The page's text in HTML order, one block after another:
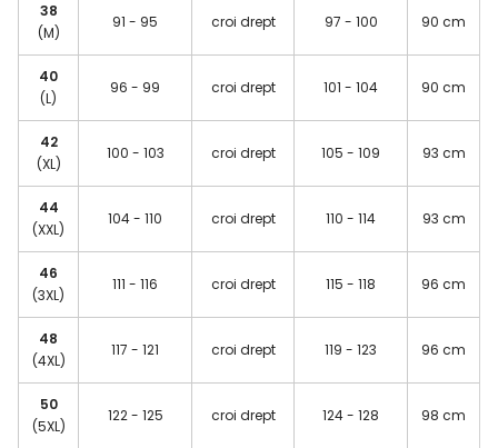
38
(M)
91 - 95 croi drept 97 - 100 90 cm
40
(L)
96 - 99 croi drept 101 - 104 90 cm
42
(XL)
100 - 103 croi drept 105 - 109 93 cm
44
(XXL)
104 - 110 croi drept 110 - 114 93 cm
46
(3XL)
111 - 116 croi drept 115 - 118 96 cm
48
(4XL)
117 - 121 croi drept 119 - 123 96 cm
50
(5XL)
122 - 125 croi drept 124 - 128 98 cm